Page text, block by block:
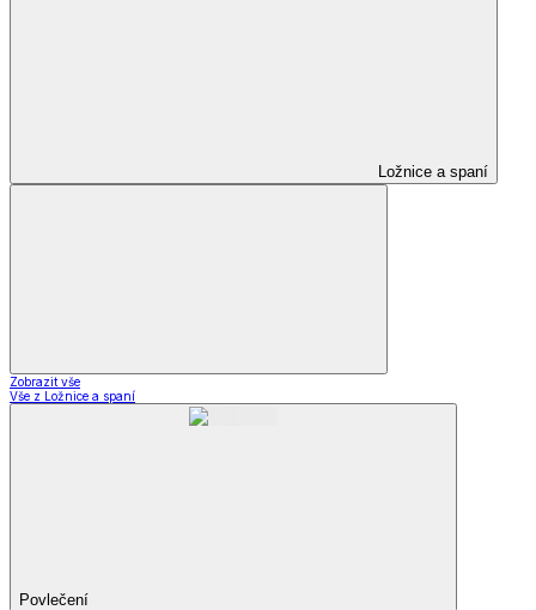
Ložnice a spaní
Zobrazit vše
Vše z Ložnice a spaní
Povlečení